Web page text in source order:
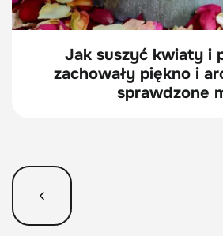
Jak suszyć kwiaty i
zachowały piękno i
sprawdzone